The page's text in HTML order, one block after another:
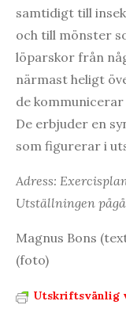
samtidigt till
och till mönster
löparskor från
närmast heligt
de
De erbjuder en
som figurerar i
Adress:
Utställningen
Magnus Bons
(foto)
Utskriftsvänlig